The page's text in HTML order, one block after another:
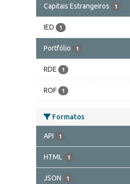
Capitais Estrangeiros 1
IED 1
Portfólio 1
RDE 1
ROF 1
Formatos
API 1
HTML 1
JSON 1